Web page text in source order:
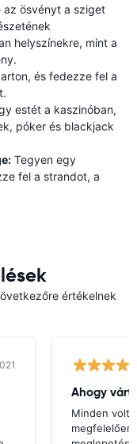
az ösvényt a sziget
helyszínekre, mint a
és fedezze fel a
estét a kaszinóban,
póker és blackjack
Tegyen egy
fel a strandot, a
értékelnek
Ahogy
Minden volt